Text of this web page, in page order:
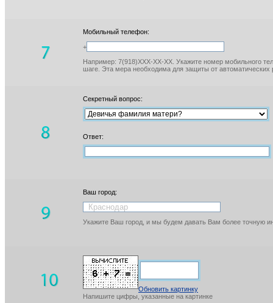
Мобильный телефон:
+
Например: 7(918)XXX-XX-XX. Укажите номер мобильного
шаге. Эта мера необходима для защиты от автоматических
Секретный вопрос:
Ответ:
Ваш город:
Укажите Ваш город, и мы будем давать Вам более точную
Обновить картинку
Напишите цифры, указанные на картинке